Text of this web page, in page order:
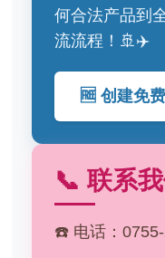
何合法产品到
流流程！🚢✈️
🆓 创建免
📞 联系
☎️ 电话：